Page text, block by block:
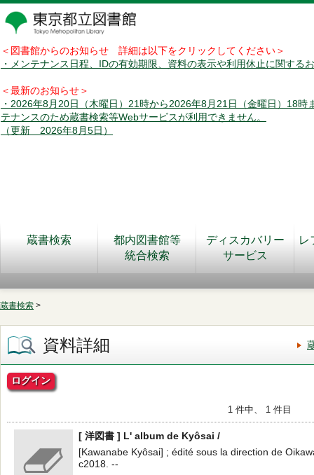
＜図書館からのお知らせ 詳細は以下をクリックしてください＞
・メンテナンス日程、IDの有効期限、資料の表示や利用休止に関する
＜最新のお知らせ＞
・2026年8月20日（木曜日）21時から2026年8月21日（金曜日）18時
テナンスのため蔵書検索等Webサービスが利用できません。
（更新 2026年8月5日）
蔵書検索
都内図書館等
統合検索
ディスカバリー
サービス
レ
蔵書検索 >
資料詳細
ログイン
1 件中、 1 件目
[ 洋図書 ] L' album de Kyôsai /
[Kawanabe Kyôsai] ; édité sous la direction de
c2018. --